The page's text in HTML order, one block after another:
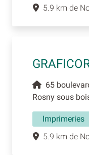
5.9 km de
65
Rosny sous
Imprimeries
5.9 km de